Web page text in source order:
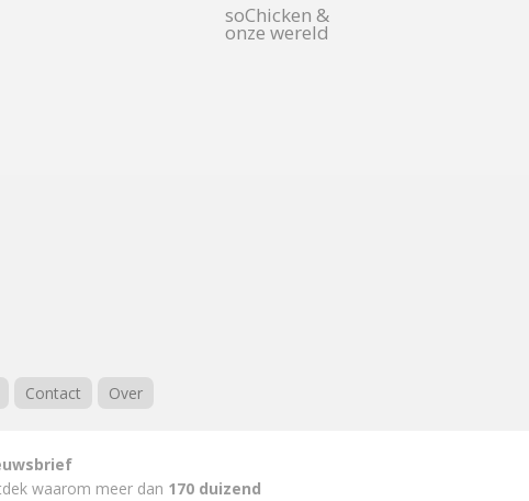
soChicken &
onze wereld
Contact Over
waarom meer dan 170 duizend